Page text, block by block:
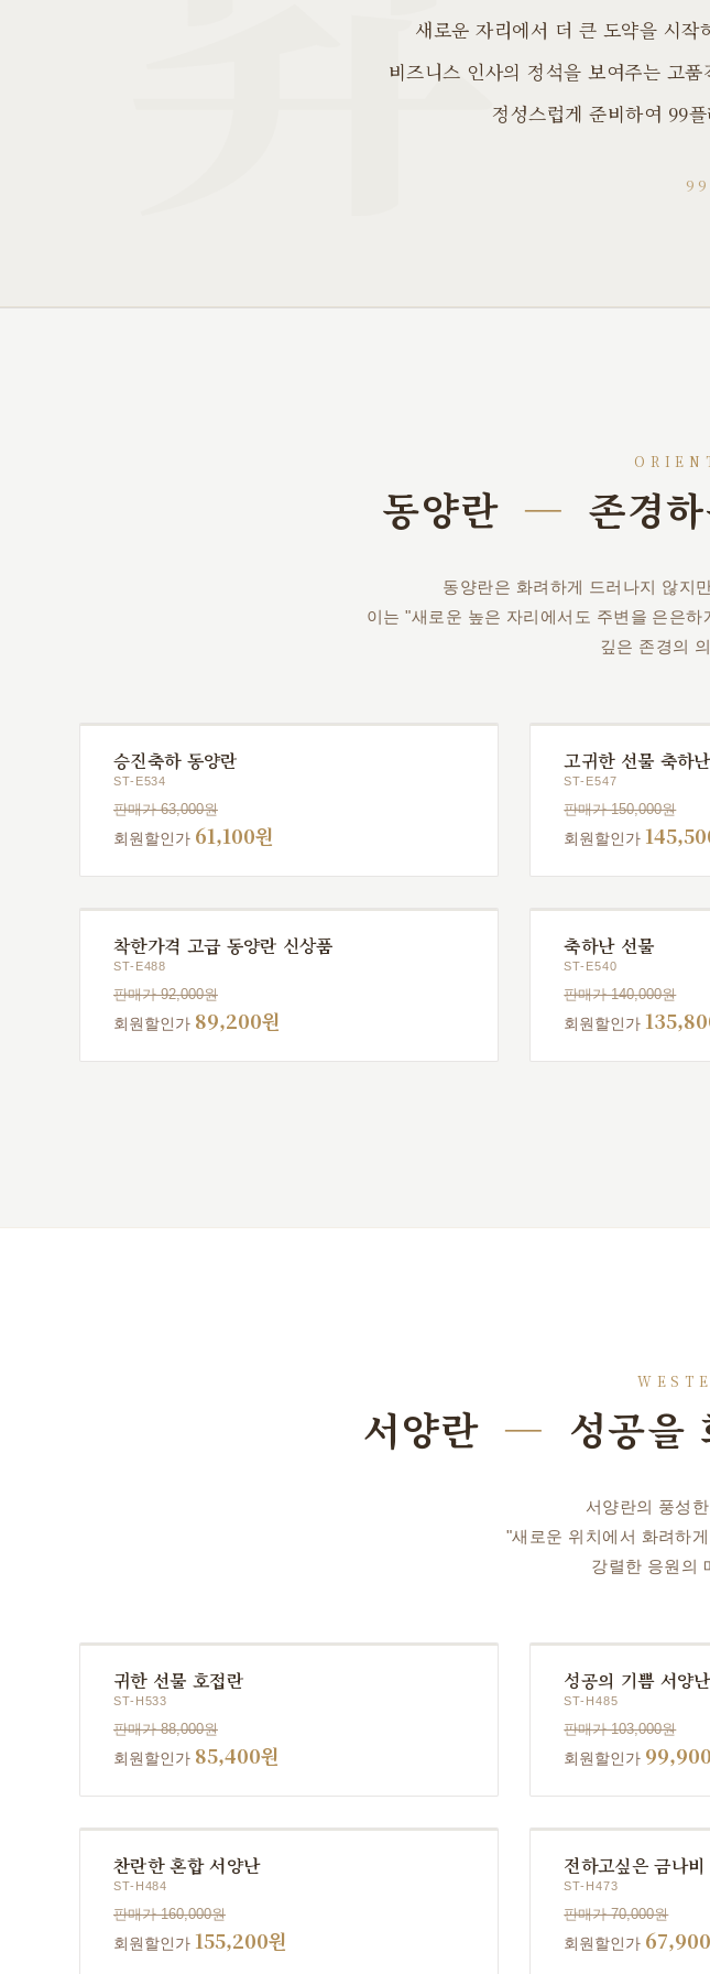
새로운 자리에서 더 큰 도약을 시
비즈니스 인사의 정석을 보여주는 고
정성스럽게 준비하여 99
동양란 — 존경
동양란은 화려하게 드러나지 않지
이는 "새로운 높은 자리에서도 주변을 은은
깊은 존경의
승진축하 동양란
ST-E534
판매가 63,000원
회원할인가 61,100원
고귀한 선물 축하난
ST-E547
판매가 150,000원
회원할인가
착한가격 고급 동양란 신상품
ST-E488
판매가 92,000원
회원할인가 89,200원
축하난 선물
ST-E540
판매가 140,000원
회원할인가
서양란 — 성공을
서양란의 풍성
"새로운 위치에서 화려하
강렬한 응원의
귀한 선물 호접란
ST-H533
판매가 88,000원
회원할인가 85,400원
성공의 기쁨 서양난
ST-H485
판매가 103,000원
회원할인가
찬란한 혼합 서양난
ST-H484
판매가 160,000원
회원할인가 155,200원
전하고싶은 금나
ST-H473
판매가 70,000원
회원할인가